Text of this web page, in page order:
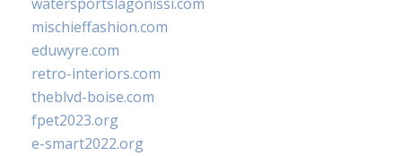
mischieffashion.com
eduwyre.com
retro-interiors.com
theblvd-boise.com
fpet2023.org
e-smart2022.org